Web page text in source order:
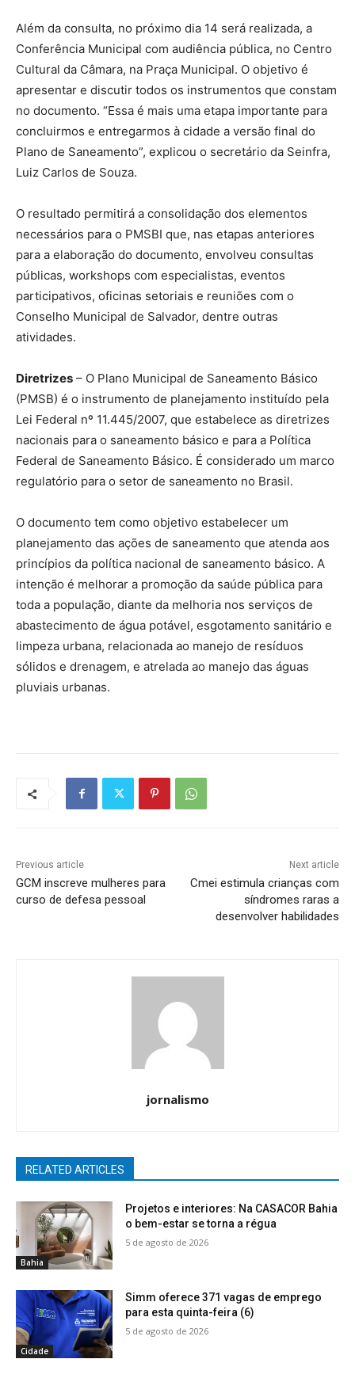
Além da consulta, no próximo dia 14 será realizada, a
Conferência Municipal com audiência pública, no Centro
Cultural da Câmara, na Praça Municipal. O objetivo é
apresentar e discutir todos os instrumentos que constam
no documento. “Essa é mais uma etapa importante para
concluirmos e entregarmos à cidade a versão final do
Plano de Saneamento”, explicou o secretário da Seinfra,
Luiz Carlos de Souza.
O resultado permitirá a consolidação dos elementos
necessários para o PMSBI que, nas etapas anteriores
para a elaboração do documento, envolveu consultas
públicas, workshops com especialistas, eventos
participativos, oficinas setoriais e reuniões com o
Conselho Municipal de Salvador, dentre outras
atividades.
Diretrizes – O Plano Municipal de Saneamento Básico
(PMSB) é o instrumento de planejamento instituído pela
Lei Federal nº 11.445/2007, que estabelece as diretrizes
nacionais para o saneamento básico e para a Política
Federal de Saneamento Básico. É considerado um marco
regulatório para o setor de saneamento no Brasil.
O documento tem como objetivo estabelecer um
planejamento das ações de saneamento que atenda aos
princípios da política nacional de saneamento básico. A
intenção é melhorar a promoção da saúde pública para
toda a população, diante da melhoria nos serviços de
abastecimento de água potável, esgotamento sanitário e
limpeza urbana, relacionada ao manejo de resíduos
sólidos e drenagem, e atrelada ao manejo das águas
pluviais urbanas.
Previous article
GCM inscreve mulheres para
curso de defesa pessoal
Next article
Cmei estimula crianças com
síndromes raras a
desenvolver habilidades
jornalismo
RELATED ARTICLES
Bahia
Projetos e interiores: Na CASACOR Bahia
o bem-estar se torna a régua
5 de agosto de 2026
Cidade
Simm oferece 371 vagas de emprego
para esta quinta-feira (6)
5 de agosto de 2026